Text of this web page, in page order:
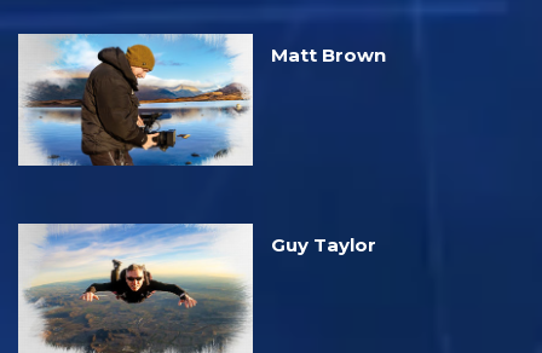
Matt Brown
Guy Taylor